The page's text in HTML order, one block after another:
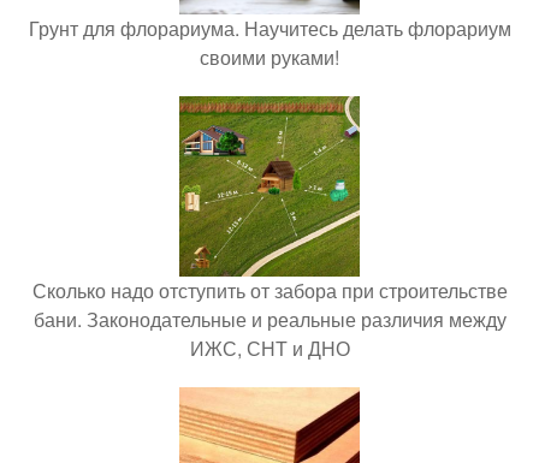
Грунт для флорариума. Научитесь делать флорариум
своими руками!
Сколько надо отступить от забора при строительстве
бани. Законодательные и реальные различия между
ИЖС, СНТ и ДНО